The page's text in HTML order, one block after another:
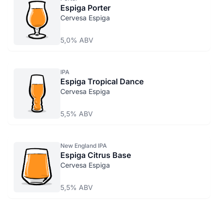
Espiga Porter
Cervesa Espiga
5,0% ABV
IPA
Espiga Tropical Dance
Cervesa Espiga
5,5% ABV
New England IPA
Espiga Citrus Base
Cervesa Espiga
5,5% ABV